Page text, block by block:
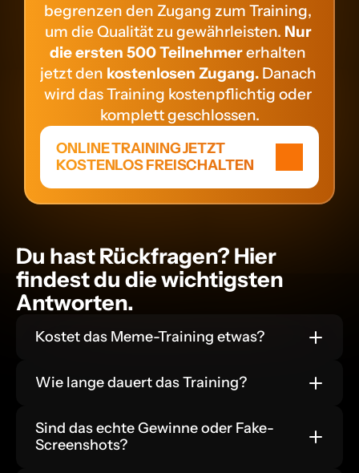
begrenzen den Zugang zum Training,
um die Qualität zu gewährleisten. Nur
die ersten 500 Teilnehmer erhalten
jetzt den kostenlosen Zugang. Danach
wird das Training kostenpflichtig oder
komplett geschlossen.
ONLINE TRAINING JETZT
KOSTENLOS FREISCHALTEN
Du hast Rückfragen? Hier
findest du die wichtigsten
Antworten.
Kostet das Meme-Training etwas?
Wie lange dauert das Training?
Sind das echte Gewinne oder Fake-
Screenshots?